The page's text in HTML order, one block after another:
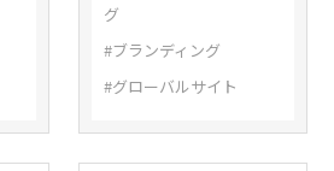
グ
#ブランディング
#グローバルサイト